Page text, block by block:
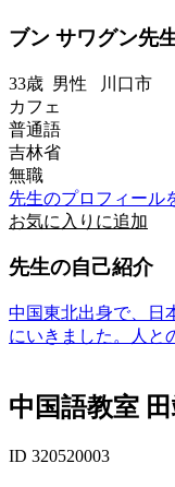
ブン サワグン先
33歳 男性 川口市
カフェ
普通語
吉林省
無職
先生のプロフィール
お気に入りに追加
先生の自己紹介
中国東北出身で、日
にいきました。人と
中国語教室
ID 320520003